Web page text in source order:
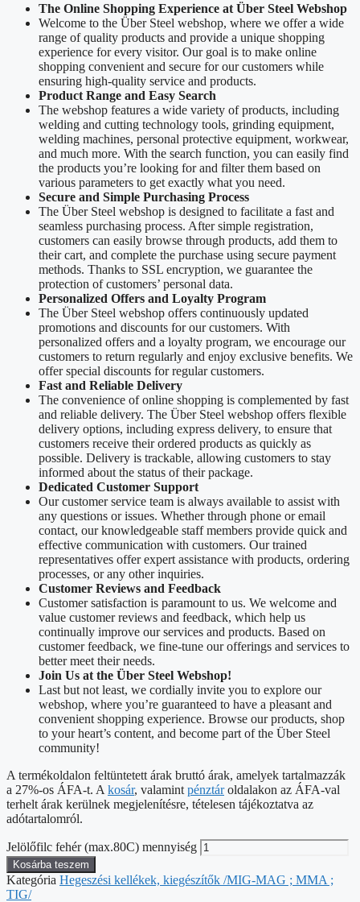
The Online Shopping Experience at Über Steel Webshop
Welcome to the Über Steel webshop, where we offer a wide
range of quality products and provide a unique shopping
experience for every visitor. Our goal is to make online
shopping convenient and secure for our customers while
ensuring high-quality service and products.
Product Range and Easy Search
The webshop features a wide variety of products, including
welding and cutting technology tools, grinding equipment,
welding machines, personal protective equipment, workwear,
and much more. With the search function, you can easily find
the products you’re looking for and filter them based on
various parameters to get exactly what you need.
Secure and Simple Purchasing Process
The Über Steel webshop is designed to facilitate a fast and
seamless purchasing process. After simple registration,
customers can easily browse through products, add them to
their cart, and complete the purchase using secure payment
methods. Thanks to SSL encryption, we guarantee the
protection of customers’ personal data.
Personalized Offers and Loyalty Program
The Über Steel webshop offers continuously updated
promotions and discounts for our customers. With
personalized offers and a loyalty program, we encourage our
customers to return regularly and enjoy exclusive benefits. We
offer special discounts for regular customers.
Fast and Reliable Delivery
The convenience of online shopping is complemented by fast
and reliable delivery. The Über Steel webshop offers flexible
delivery options, including express delivery, to ensure that
customers receive their ordered products as quickly as
possible. Delivery is trackable, allowing customers to stay
informed about the status of their package.
Dedicated Customer Support
Our customer service team is always available to assist with
any questions or issues. Whether through phone or email
contact, our knowledgeable staff members provide quick and
effective communication with customers. Our trained
representatives offer expert assistance with products, ordering
processes, or any other inquiries.
Customer Reviews and Feedback
Customer satisfaction is paramount to us. We welcome and
value customer reviews and feedback, which help us
continually improve our services and products. Based on
customer feedback, we fine-tune our offerings and services to
better meet their needs.
Join Us at the Über Steel Webshop!
Last but not least, we cordially invite you to explore our
webshop, where you’re guaranteed to have a pleasant and
convenient shopping experience. Browse our products, shop
to your heart’s content, and become part of the Über Steel
community!
A termékoldalon feltüntetett árak bruttó árak, amelyek tartalmazzák
a 27%-os ÁFA-t. A kosár, valamint pénztároldalakon az ÁFA-val
terhelt árak kerülnek megjelenítésre, tételesen tájékoztatva az
adótartalomról.
Jelölőfilc fehér (max.80C) mennyiség
Kosárba teszem
Kategória Hegeszési kellékek, kiegészítők /MIG-MAG ; MMA ;
TIG/